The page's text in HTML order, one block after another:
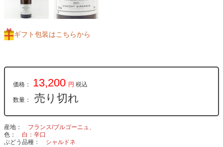
ギフト包装はこちらから
価格： 13,200 円 税込
数量： 売り切れ
産地
フランス/ブルゴーニュ、
色
白：辛口
ぶどう品種
シャルドネ